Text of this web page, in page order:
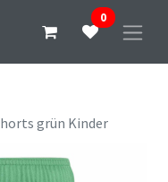
0
grün Kinder